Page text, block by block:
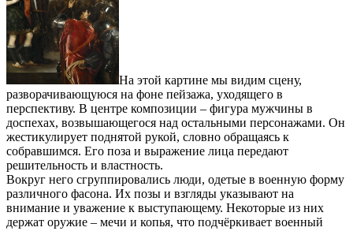
На этой картине мы видим сцену,
разворачивающуюся на фоне пейзажа, уходящего в
перспективу. В центре композиции – фигура мужчины в
доспехах, возвышающегося над остальными персонажами. Он
жестикулирует поднятой рукой, словно обращаясь к
собравшимся. Его поза и выражение лица передают
решительность и властность.
Вокруг него сгруппировались люди, одетые в военную форму
различного фасона. Их позы и взгляды указывают на
внимание и уважение к выступающему. Некоторые из них
держат оружие – мечи и копья, что подчёркивает военный